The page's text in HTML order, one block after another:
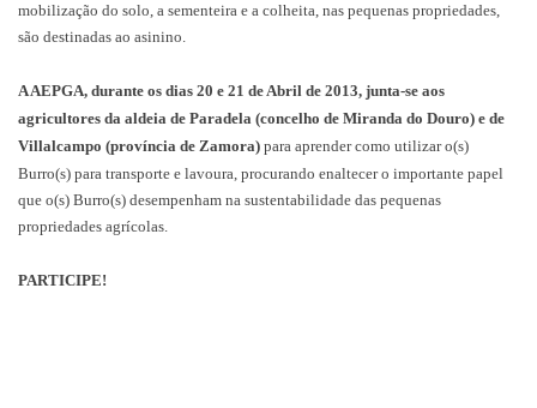
mobilização do solo, a sementeira e a colheita, nas pequenas propriedades,
são destinadas ao asinino.
A AEPGA, durante os dias 20 e 21 de Abril de 2013, junta-se aos
agricultores da aldeia de Paradela (concelho de Miranda do Douro) e de
Villalcampo (província de Zamora) para aprender como utilizar o(s)
Burro(s) para transporte e lavoura, procurando enaltecer o importante papel
que o(s) Burro(s) desempenham na sustentabilidade das pequenas
propriedades agrícolas.
PARTICIPE!